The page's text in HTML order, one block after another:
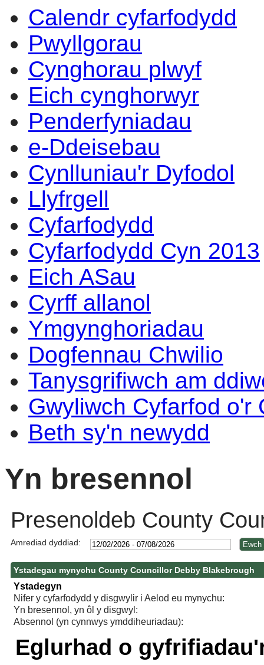
Calendr cyfarfodydd
Pwyllgorau
Cynghorau plwyf
Eich cynghorwyr
Penderfyniadau
e-Ddeisebau
Cynlluniau'r Dyfodol
Llyfrgell
Cyfarfodydd
Cyfarfodydd Cyn 2013
Eich ASau
Cyrff allanol
Ymgynghoriadau
Dogfennau Chwilio
Tanysgrifiwch am
Gwyliwch Cyfarfod o'r
Beth sy'n newydd
Yn bresennol
Presenoldeb County
Amrediad dyddiad:
Ystadegau mynychu County Councillor Debby Blakebrough
Ystadegyn
Nifer y cyfarfodydd y disgwylir i Aelod eu mynychu:
Yn bresennol, yn ôl y disgwyl:
Absennol (yn cynnwys ymddiheuriadau):
Eglurhad o